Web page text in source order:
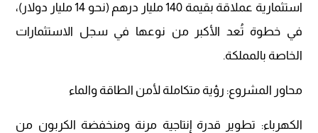
استثمارية عملاقة بقيمة 140 مليار درهم (نحو 14 مليار دولار)،
في خطوة تُعد الأكبر من نوعها في سجل الاستثمارات
الخاصة بالمملكة.
محاور المشروع: رؤية متكاملة لأمن الطاقة والماء
الكهرباء: تطوير قدرة إنتاجية مرنة ومنخفضة الكربون من